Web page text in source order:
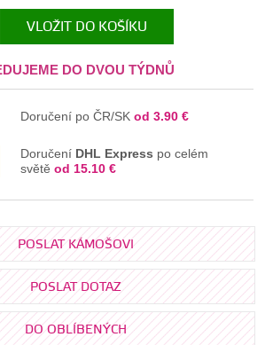
VLOŽIT DO KOŠÍKU
V KOŠÍKU
DO DVOU TÝDNŮ
Doručení po ČR/SKod 3.90 €
Doručení DHL Express po celém
světěod 15.10 €
POSLAT KÁMOŠOVI
POSLAT DOTAZ
DO OBLÍBENÝCH